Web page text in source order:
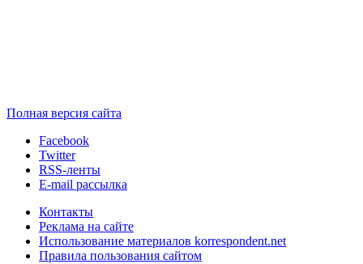
Полная версия сайта
Facebook
Twitter
RSS-ленты
E-mail рассылка
Контакты
Реклама на сайте
Использование материалов korrespondent.net
Правила пользования сайтом